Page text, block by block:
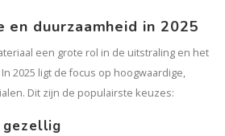
en duurzaamheid in 2025
een grote rol in de uitstraling en het
2025 ligt de focus op hoogwaardige,
Dit zijn de populairste keuzes:
gezellig